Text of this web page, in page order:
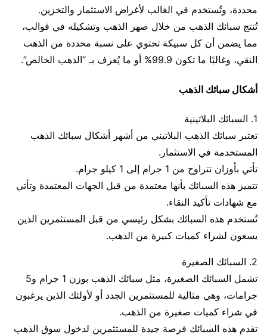
محددة، وتُستخدم في الغالب لأغراض الاستثمار والتخزين.
تُنتج سبائك الذهب من خلال صهر الذهب وتشكيله في قوالب،
مما يضمن أن كل سبيكة تحتوي على نسبة محددة من الذهب
النقي، وغالبًا ما تكون 99.9% أو ما يُعرف بـ “الذهب الخالص”.
أشكال سبائك الذهب
1. السبائك البلاتينية
تعتبر سبائك الذهب البلاتيني من أشهر أشكال سبائك الذهب
المستخدمة في الاستثمار.
تأتي بأوزان تتراوح من 1 جرام إلى 1 كيلو جرام.
تتميز هذه السبائك بأنها معتمدة من قبل الجهات المعتمدة وتأتي
مع شهادات تأكيد النقاء.
تُستخدم هذه السبائك بشكل رئيسي من قبل المستثمرين الذين
يسعون لشراء كميات كبيرة من الذهب.
2. السبائك الصغيرة
تشمل السبائك الصغيرة، مثل سبائك الذهب بوزن 1 جرام و5
جرامات، وهي مثالية للمستثمرين الجدد أو لأولئك الذين يرغبون
في شراء كميات صغيرة من الذهب.
تقدم هذه السبائك فرصة جيدة للمستثمرين لدخول سوق الذهب